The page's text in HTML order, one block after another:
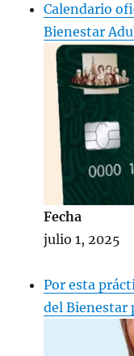
Calendario
Bienestar
Fecha
julio 1, 2025
Por esta
del Bienestar